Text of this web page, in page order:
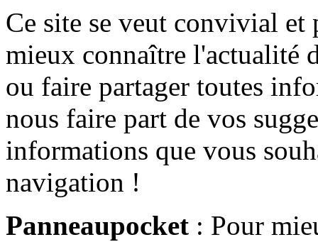
Ce site se veut convivial et
mieux connaître l'actualité
ou faire partager toutes
nous faire part de vos
informations que vous
navigation !
Panneaupocket : Pour